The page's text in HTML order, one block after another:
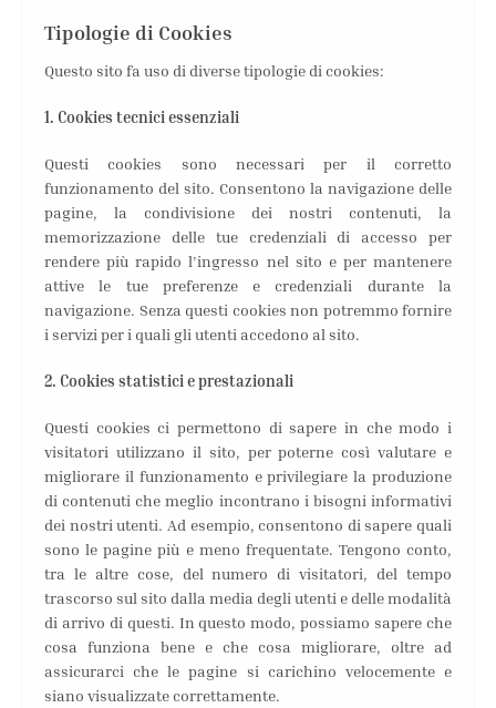
Tipologie di Cookies
Questo sito fa uso di diverse tipologie di cookies:
1. Cookies tecnici essenziali
Questi cookies sono necessari per il corretto
funzionamento del sito. Consentono la navigazione delle
pagine, la condivisione dei nostri contenuti, la
memorizzazione delle tue credenziali di accesso per
rendere più rapido l’ingresso nel sito e per mantenere
attive le tue preferenze e credenziali durante la
navigazione. Senza questi cookies non potremmo fornire
i servizi per i quali gli utenti accedono al sito.
2. Cookies statistici e prestazionali
Questi cookies ci permettono di sapere in che modo i
visitatori utilizzano il sito, per poterne così valutare e
migliorare il funzionamento e privilegiare la produzione
di contenuti che meglio incontrano i bisogni informativi
dei nostri utenti. Ad esempio, consentono di sapere quali
sono le pagine più e meno frequentate. Tengono conto,
tra le altre cose, del numero di visitatori, del tempo
trascorso sul sito dalla media degli utenti e delle modalità
di arrivo di questi. In questo modo, possiamo sapere che
cosa funziona bene e che cosa migliorare, oltre ad
assicurarci che le pagine si carichino velocemente e
siano visualizzate correttamente.